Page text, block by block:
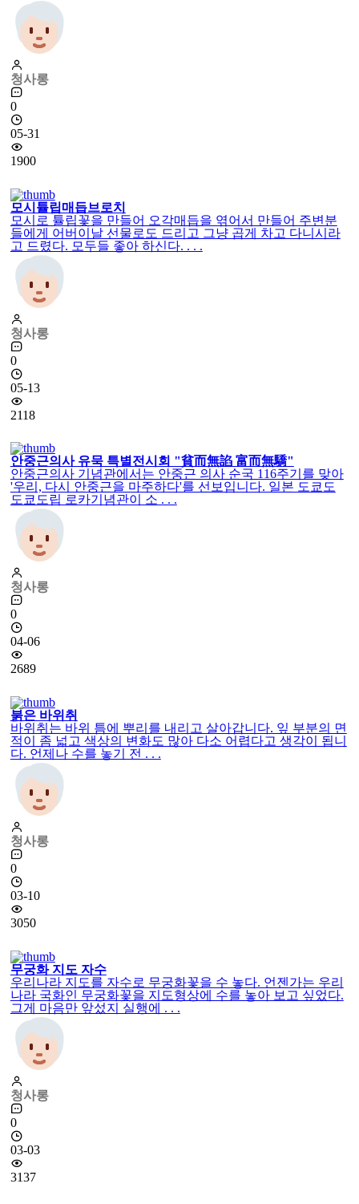
청사롱
0
05-31
1900
모시튤립매듭브로치
모시로 튤립꽃을 만들어 오각매듭을 엮어서 만들어 주변분
들에게 어버이날 선물로도 드리고 그냥 곱게 차고 다니시라
고 드렸다. 모두들 좋아 하신다. . . .
청사롱
0
05-13
2118
안중근의사 유묵 특별전시회 "貧而無諂 富而無驕"
안중근의사 기념관에서는 안중근 의사 순국 116주기를 맞아
'우리, 다시 안중근을 마주하다'를 선보입니다. 일본 도쿄도
도쿄도립 로카기념관이 소 . . .
청사롱
0
04-06
2689
붉은 바위취
바위취는 바위 틈에 뿌리를 내리고 살아갑니다. 잎 부분의 면
적이 좀 넓고 색상의 변화도 많아 다소 어렵다고 생각이 됩니
다. 언제나 수를 놓기 전 . . .
청사롱
0
03-10
3050
무궁화 지도 자수
우리나라 지도를 자수로 무궁화꽃을 수 놓다. 언젠가는 우리
나라 국화인 무궁화꽃을 지도형상에 수를 놓아 보고 싶었다.
그게 마음만 앞섰지 실행에 . . .
청사롱
0
03-03
3137